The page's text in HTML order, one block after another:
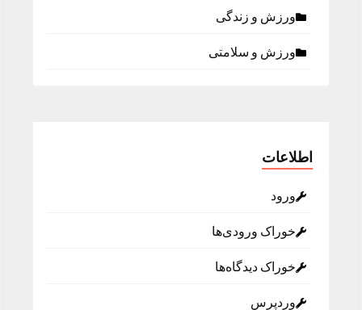
ورزش و زندگی
ورزش و سلامتی
اطلاعات
ورود
خوراک ورودی‌ها
خوراک دیدگاه‌ها
وردپرس